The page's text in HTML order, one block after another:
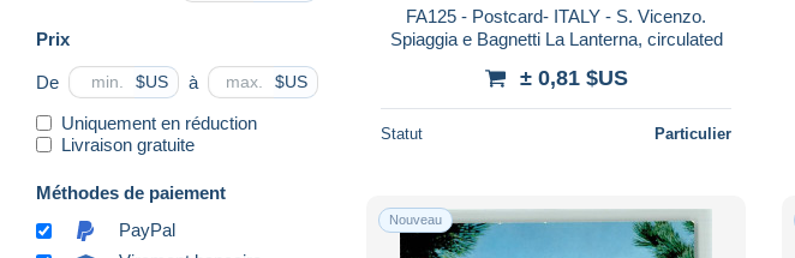
Prix
De $US à $US
Uniquement en réduction
Livraison gratuite
Méthodes de paiement
PayPal
FA125 - Postcard- ITALY - S. Vicenzo.
Spiaggia e Bagnetti La Lanterna, circulated
± 0,81 $US
Statut Particulier
Nouveau